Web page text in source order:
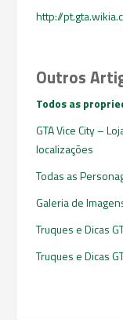
http://
Outros
Todos as
GTA Vice City –
localizações
Todas as
Galeria de
Truques e Dicas
Truques e Dicas